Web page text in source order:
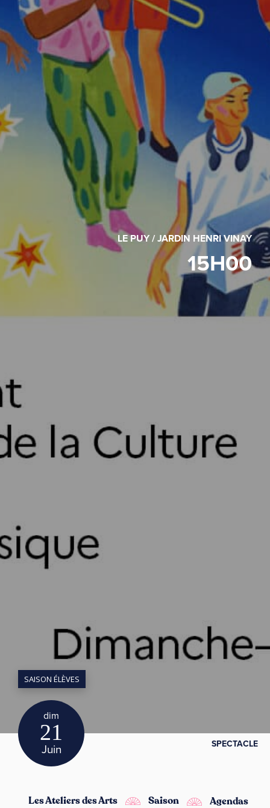
dim
21
Juin
SAISON ÉLÈVES
SPECTACLE
LE PUY / JARDIN HENRI VINAY
15H00
Les Ateliers des Arts Saison
Agendas